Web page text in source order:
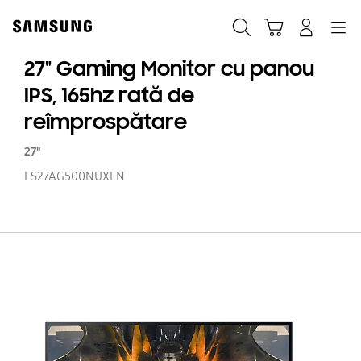
content
27" Gaming Monitor cu panou
IPS, 165hz rată de
reîmprospătare
27"
LS27AG500NUXEN